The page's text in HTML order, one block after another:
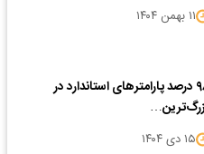
۱۱ بهمن ۱۴۰۴
۹۸ درصد پارامترهای استاندارد در
۱۵ دی ۱۴۰۴